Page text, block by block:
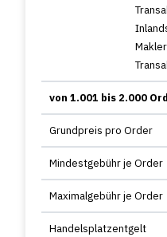
von 1.001 bis 2.000
Grundpreis pro Order
Mindestgebühr je Order
Maximalgebühr je Order
Handelsplatzentgelt